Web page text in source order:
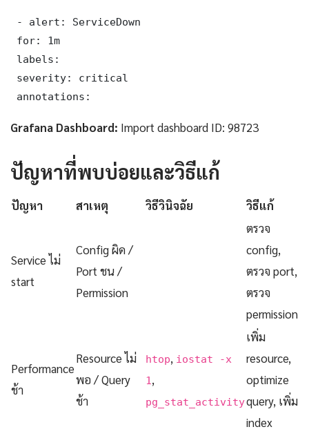
- alert: ServiceDown
for: 1m
labels:
severity: critical
annotations:
Grafana Dashboard: Import dashboard ID: 98723
ปัญหาที่พบบ่อยและวิธีแก้
ปัญหา สาเหตุ วิธีวินิจฉัย วิธีแก้
Service ไม่
start
Config ผิด /
Port ชน /
Permission
ตรวจ
config,
ตรวจ port,
ตรวจ
permission
Performance
ช้า
Resource ไม่
พอ / Query
ช้า
htop, iostat -x
1 ,
pg_stat_activity
เพิ่ม
resource,
optimize
query, เพิ่ม
index